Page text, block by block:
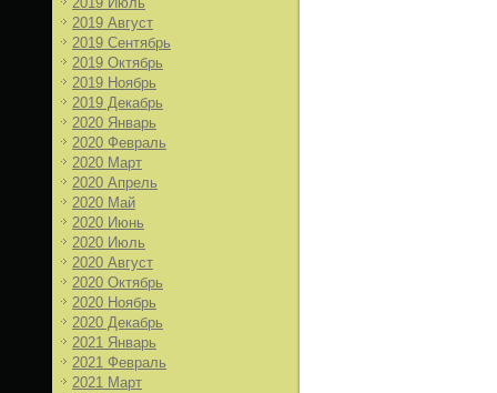
2019 Август
2019 Сентябрь
2019 Октябрь
2019 Ноябрь
2019 Декабрь
2020 Январь
2020 Февраль
2020 Март
2020 Апрель
2020 Май
2020 Июнь
2020 Июль
2020 Август
2020 Октябрь
2020 Ноябрь
2020 Декабрь
2021 Январь
2021 Февраль
2021 Март